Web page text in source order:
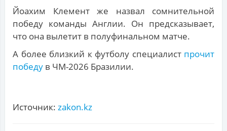
Йоахим Клемент же назвал сомнительной
победу команды Англии. Он предсказывает,
что она вылетит в полуфинальном матче.
А более близкий к футболу специалист прочит
победу в ЧМ-2026 Бразилии.
Источник: zakon.kz